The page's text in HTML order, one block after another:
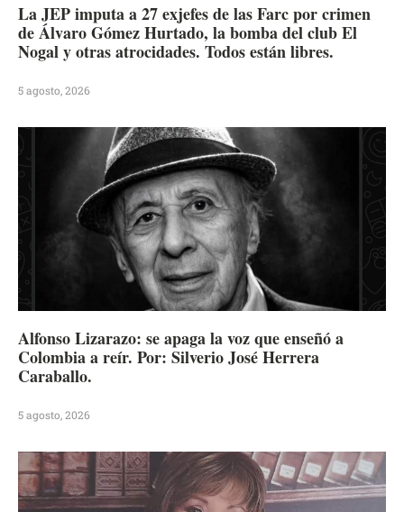
La JEP imputa a 27 exjefes de las Farc por crimen
de Álvaro Gómez Hurtado, la bomba del club El
Nogal y otras atrocidades. Todos están libres.
5 agosto, 2026
Alfonso Lizarazo: se apaga la voz que enseñó a
Colombia a reír. Por: Silverio José Herrera
Caraballo.
5 agosto, 2026